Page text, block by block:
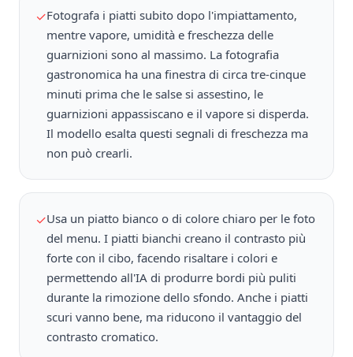
✓Fotografa i piatti subito dopo l'impiattamento,
mentre vapore, umidità e freschezza delle
guarnizioni sono al massimo. La fotografia
gastronomica ha una finestra di circa tre-cinque
minuti prima che le salse si assestino, le
guarnizioni appassiscano e il vapore si disperda.
Il modello esalta questi segnali di freschezza ma
non può crearli.
✓Usa un piatto bianco o di colore chiaro per le foto
del menu. I piatti bianchi creano il contrasto più
forte con il cibo, facendo risaltare i colori e
permettendo all'IA di produrre bordi più puliti
durante la rimozione dello sfondo. Anche i piatti
scuri vanno bene, ma riducono il vantaggio del
contrasto cromatico.